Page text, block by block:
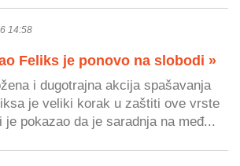
14:58
Feliks je ponovo na slobodi »
i dugotrajna akcija spašavanja
je veliki korak u zaštiti ove vrste
je pokazao da je saradnja na međ...